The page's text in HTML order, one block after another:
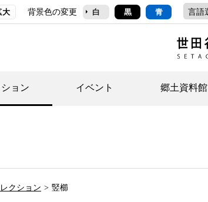
大 背景色の変更 白 黒 青
ョン イベント 郷土資料館
常設展案内
団体利用について（社会科見学など）
クション 竪櫛